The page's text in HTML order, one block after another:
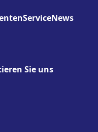
ServiceNews
Sie uns